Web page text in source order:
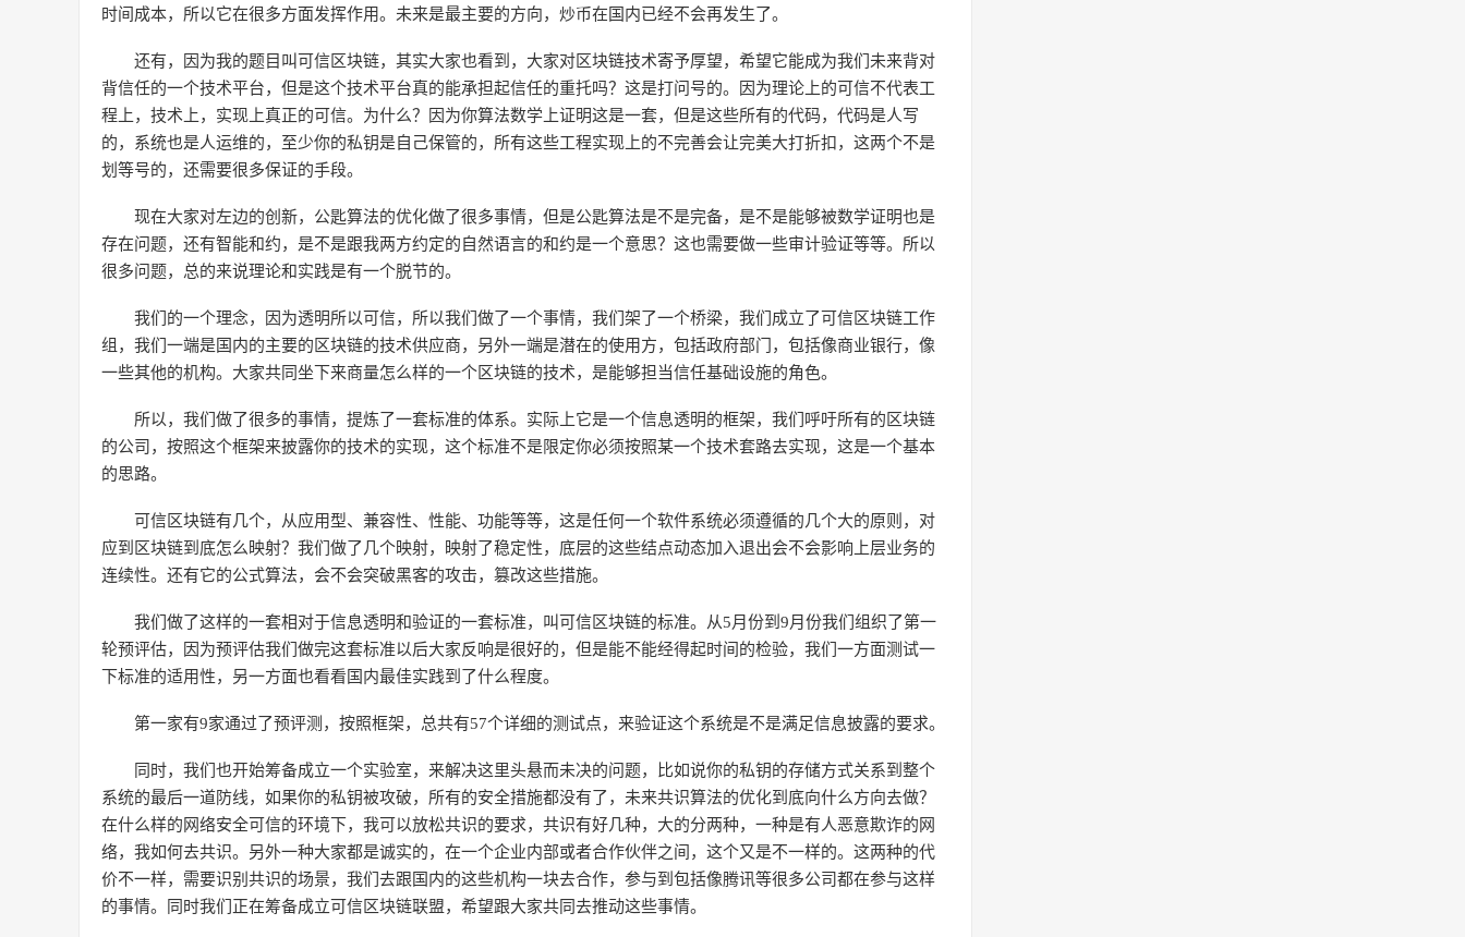
时间成本，所以它在很多方面发挥作用。未来是最主要的方向，炒币在国内已经不会再发生了。
还有，因为我的题目叫可信区块链，其实大家也看到，大家对区块链技术寄予厚望，希望它能成为我们未来背对
背信任的一个技术平台，但是这个技术平台真的能承担起信任的重托吗？这是打问号的。因为理论上的可信不代表工
程上，技术上，实现上真正的可信。为什么？因为你算法数学上证明这是一套，但是这些所有的代码，代码是人写
的，系统也是人运维的，至少你的私钥是自己保管的，所有这些工程实现上的不完善会让完美大打折扣，这两个不是
划等号的，还需要很多保证的手段。
现在大家对左边的创新，公匙算法的优化做了很多事情，但是公匙算法是不是完备，是不是能够被数学证明也是
存在问题，还有智能和约，是不是跟我两方约定的自然语言的和约是一个意思？这也需要做一些审计验证等等。所以
很多问题，总的来说理论和实践是有一个脱节的。
我们的一个理念，因为透明所以可信，所以我们做了一个事情，我们架了一个桥梁，我们成立了可信区块链工作
组，我们一端是国内的主要的区块链的技术供应商，另外一端是潜在的使用方，包括政府部门，包括像商业银行，像
一些其他的机构。大家共同坐下来商量怎么样的一个区块链的技术，是能够担当信任基础设施的角色。
所以，我们做了很多的事情，提炼了一套标准的体系。实际上它是一个信息透明的框架，我们呼吁所有的区块链
的公司，按照这个框架来披露你的技术的实现，这个标准不是限定你必须按照某一个技术套路去实现，这是一个基本
的思路。
可信区块链有几个，从应用型、兼容性、性能、功能等等，这是任何一个软件系统必须遵循的几个大的原则，对
应到区块链到底怎么映射？我们做了几个映射，映射了稳定性，底层的这些结点动态加入退出会不会影响上层业务的
连续性。还有它的公式算法，会不会突破黑客的攻击，篡改这些措施。
我们做了这样的一套相对于信息透明和验证的一套标准，叫可信区块链的标准。从5月份到9月份我们组织了第一
轮预评估，因为预评估我们做完这套标准以后大家反响是很好的，但是能不能经得起时间的检验，我们一方面测试一
下标准的适用性，另一方面也看看国内最佳实践到了什么程度。
第一家有9家通过了预评测，按照框架，总共有57个详细的测试点，来验证这个系统是不是满足信息披露的要求。
同时，我们也开始筹备成立一个实验室，来解决这里头悬而未决的问题，比如说你的私钥的存储方式关系到整个
系统的最后一道防线，如果你的私钥被攻破，所有的安全措施都没有了，未来共识算法的优化到底向什么方向去做？
在什么样的网络安全可信的环境下，我可以放松共识的要求，共识有好几种，大的分两种，一种是有人恶意欺诈的网
络，我如何去共识。另外一种大家都是诚实的，在一个企业内部或者合作伙伴之间，这个又是不一样的。这两种的代
价不一样，需要识别共识的场景，我们去跟国内的这些机构一块去合作，参与到包括像腾讯等很多公司都在参与这样
的事情。同时我们正在筹备成立可信区块链联盟，希望跟大家共同去推动这些事情。